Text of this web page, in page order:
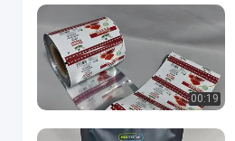
00:19